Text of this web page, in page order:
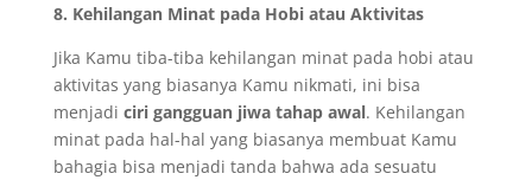
8. Kehilangan Minat pada Hobi atau Aktivitas
Jika Kamu tiba-tiba kehilangan minat pada hobi atau
aktivitas yang biasanya Kamu nikmati, ini bisa
menjadi ciri gangguan jiwa tahap awal. Kehilangan
minat pada hal-hal yang biasanya membuat Kamu
bahagia bisa menjadi tanda bahwa ada sesuatu